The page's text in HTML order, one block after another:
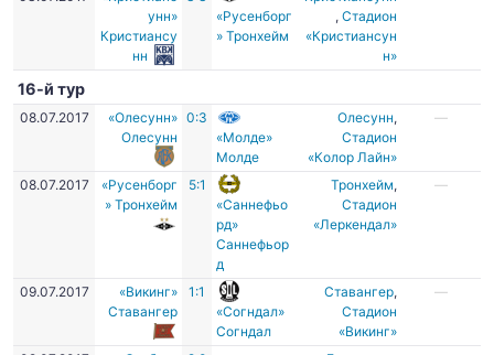
унн»
Кристиансу
нн
«Русенборг
» Тронхейм
,Стадион
«Кристиансун
н»
16-й тур
08.07.2017
«Олесунн»
Олесунн
0:3
«Молде»
Молде
Олесунн,
Cтадион
«Колор Лайн»
—
08.07.2017
«Русенборг
» Тронхейм
5:1
«Саннефьо
рд»
Саннефьор
д
Тронхейм,
Стадион
«Леркендал»
—
09.07.2017
«Викинг»
Ставангер
1:1
«Согндал»
Согндал
Ставангер,
Стадион
«Викинг»
—